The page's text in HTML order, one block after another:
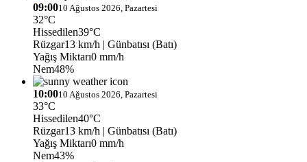
09:0010 Ağustos 2026, Pazartesi
32°C
Hissedilen39°C
Rüzgar13 km/h | Günbatısı (Batı)
Yağış Miktarı0 mm/h
Nem48%
10:0010 Ağustos 2026, Pazartesi
33°C
Hissedilen40°C
Rüzgar13 km/h | Günbatısı (Batı)
Yağış Miktarı0 mm/h
Nem43%